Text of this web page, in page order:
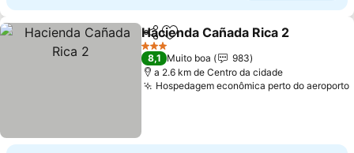
PartilharAdicionar aos favoritos
Hacienda Cañada Rica 2
3 Estrelas
8,1 Muito boa
983
a 2.6 km de Centro da cidade
Hospedagem econômica perto do aeroporto